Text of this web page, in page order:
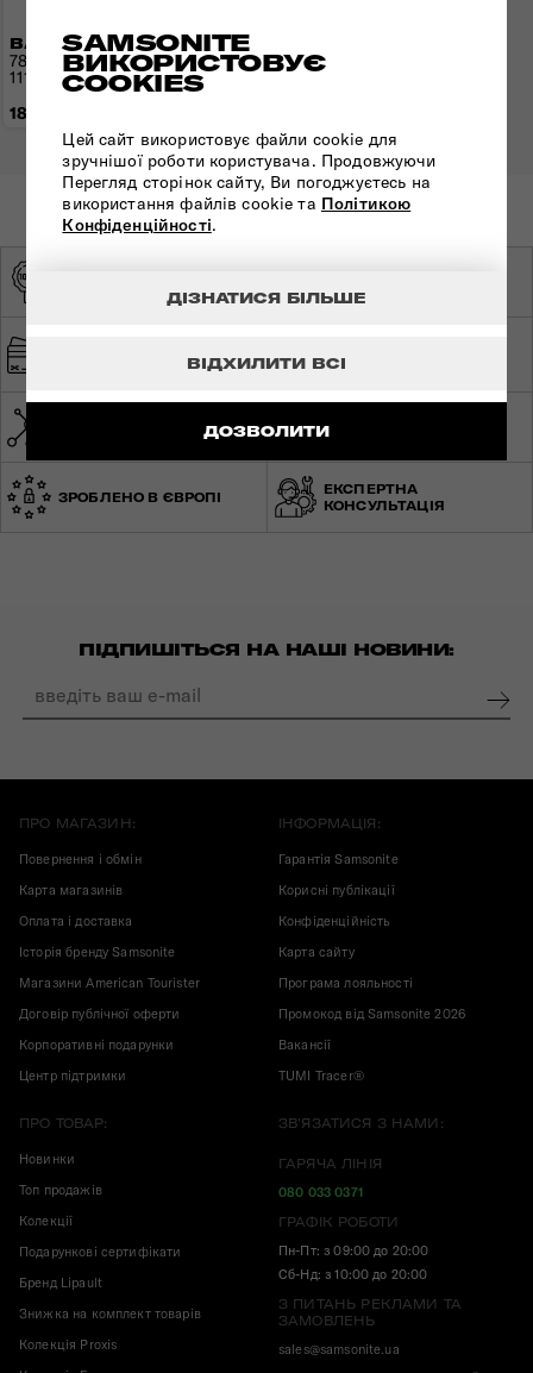
SAMSONITE
ВИКОРИСТОВУЄ
COOKIES
Цей сайт використовує файли cookie для
зручнішої роботи користувача. Продовжуючи
Перегляд сторінок сайту, Ви погоджуєтесь на
використання файлів cookie та Політикою
Конфіденційності.
ДОЗВОЛИТИ
ВІДХИЛИТИ ВСІ
ДІЗНАТИСЯ БІЛЬШЕ
ВАЛІЗА 78 СМ AIREA
78x49x29(33) см | 2,8 кг |
111.5/120 л
18 980 грн
ДИСТРИБ'ЮТОР
БЕЗКОШТОВНА
ДОСТАВКА
СВІТОВА ГАРАНТІЯ
ЗРОБЛЕНО В ЄВРОПІ
ЕКСПЕРТНА
КОНСУЛЬТАЦІЯ
ПІДПИШІТЬСЯ НА НАШІ НОВИНИ:
ПРО МАГАЗИН:
Повернення і обмін
Карта магазинів
Оплата і доставка
Історія бренду Samsonite
Магазини American Tourister
Договір публічної оферти
Корпоративні подарунки
Центр підтримки
ІНФОРМАЦІЯ:
Гарантія Samsonite
Корисні публікації
Конфіденційність
Карта сайту
Програма лояльності
Промокод від Samsonite 2026
Вакансії
TUMI Tracer®
ПРО ТОВАР:
Новинки
Топ продажів
Колекції
Подарункові сертифікати
Бренд Lipault
Знижка на комплект товарів
Колекція Proxis
ЗВ'ЯЗАТИСЯ З НАМИ:
ГАРЯЧА ЛІНІЯ
080 033 0371
ГРАФІК РОБОТИ
Пн-Пт: з 09:00 до 20:00
Сб-Нд: з 10:00 до 20:00
З ПИТАНЬ РЕКЛАМИ ТА
ЗАМОВЛЕНЬ
sales@samsonite.ua